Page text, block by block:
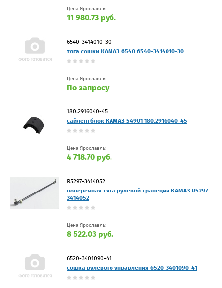
Цена Ярославль:
11 980.73 руб.
6540-3414010-30
тяга сошки КАМАЗ 6540 6540-3414010-30
Цена Ярославль:
По запросу
180.2916040-45
сайлентблок КАМАЗ 54901 180.2916040-45
Цена Ярославль:
4 718.70 руб.
R5297-3414052
поперечная тяга рулевой трапеции КАМАЗ R5297-
3414052
Цена Ярославль:
8 522.03 руб.
6520-3401090-41
сошка рулевого управления 6520-3401090-41